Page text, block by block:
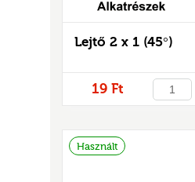
Lejtő 2 x 1 (45°)
19 Ft
Használt